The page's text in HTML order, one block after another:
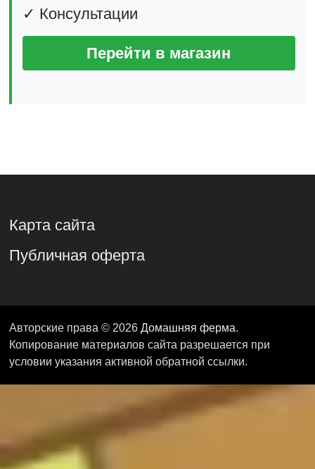
✓ Консультации
Перейти в магазин
Карта сайта
Публичная оферта
Авторские права © 2026 Домашняя ферма.
Копирование материалов сайта разрешается при
условии указания активной обратной ссылки.